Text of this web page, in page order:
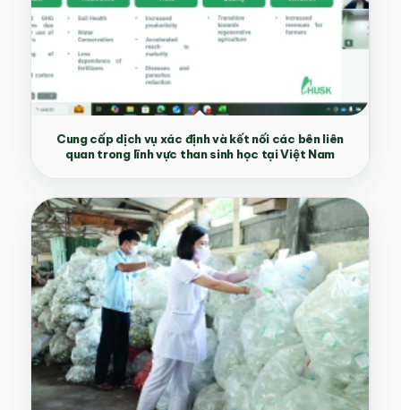
Cung cấp dịch vụ xác định và kết nối các bên liên
quan trong lĩnh vực than sinh học tại Việt Nam